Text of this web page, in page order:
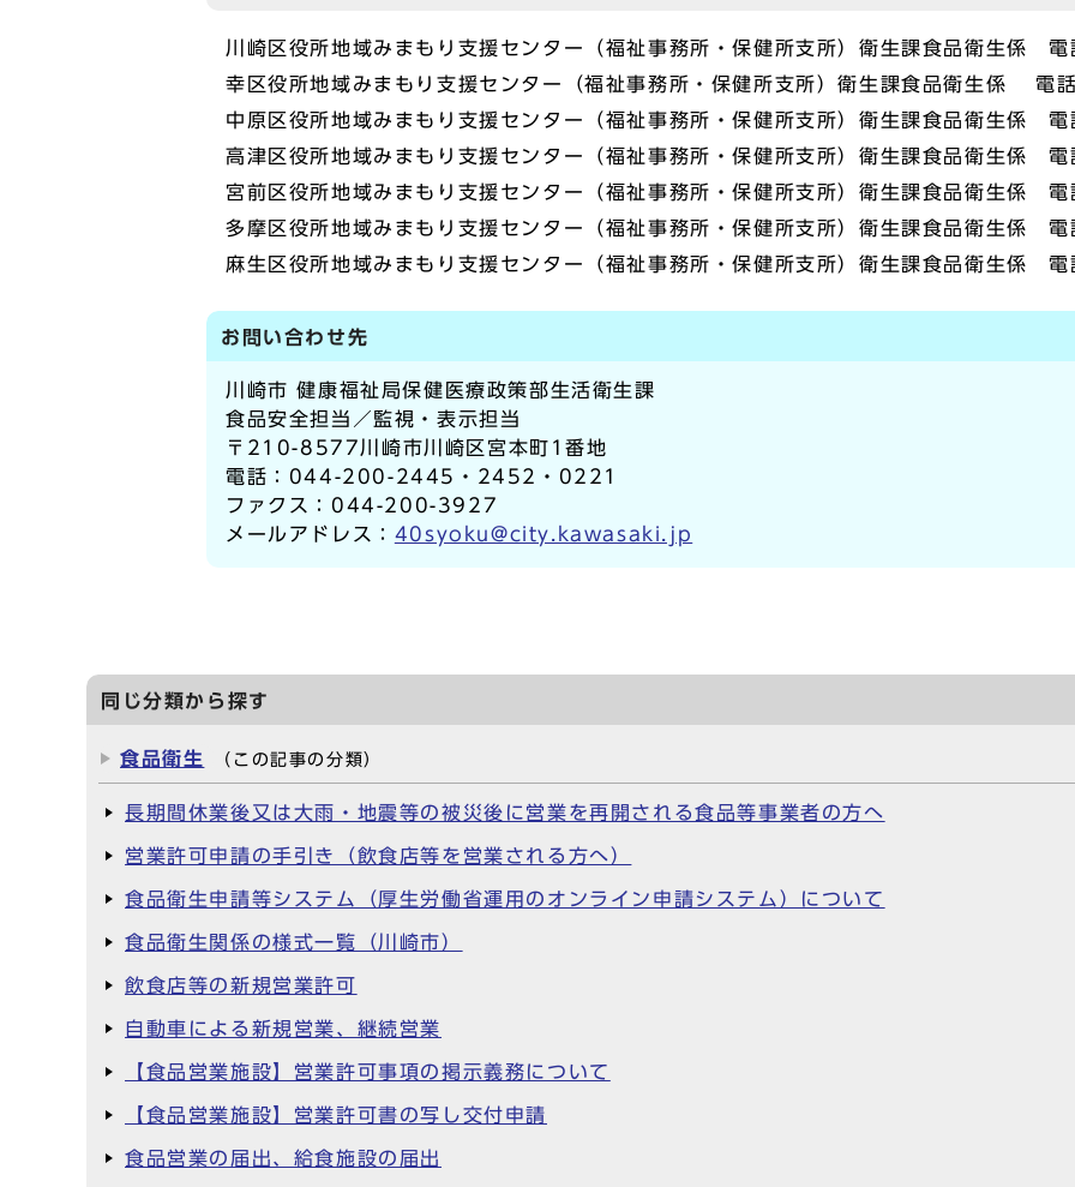
川崎区役所地域みまもり支援センター（福祉事務所・保健所支所）衛生課食品衛生係
幸区役所地域みまもり支援センター（福祉事務所・保健所支所）衛生課食品衛生係
中原区役所地域みまもり支援センター（福祉事務所・保健所支所）衛生課食品衛生係
高津区役所地域みまもり支援センター（福祉事務所・保健所支所）衛生課食品衛生係
宮前区役所地域みまもり支援センター（福祉事務所・保健所支所）衛生課食品衛生係
多摩区役所地域みまもり支援センター（福祉事務所・保健所支所）衛生課食品衛生係
麻生区役所地域みまもり支援センター（福祉事務所・保健所支所）衛生課食品衛生係
お問い合わせ先
川崎市 健康福祉局保健医療政策部生活衛生課
食品安全担当／監視・表示担当
〒210-8577川崎市川崎区宮本町1番地
電話：044-200-2445・2452・0221
ファクス：044-200-3927
メールアドレス： 40syoku@city.kawasaki.jp
同じ分類から探す
食品衛生 （この記事の分類）
長期間休業後又は大雨・地震等の被災後に営業を再開される食品等事業者の方へ
営業許可申請の手引き（飲食店等を営業される方へ）
食品衛生申請等システム（厚生労働省運用のオンライン申請システム）について
食品衛生関係の様式一覧（川崎市）
飲食店等の新規営業許可
自動車による新規営業、継続営業
【食品営業施設】営業許可事項の掲示義務について
【食品営業施設】営業許可書の写し交付申請
食品営業の届出、給食施設の届出